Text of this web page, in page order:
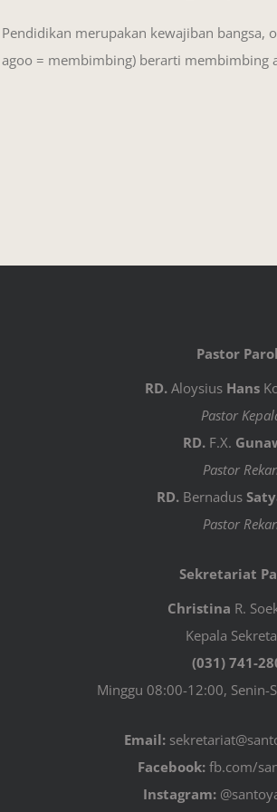
Pendidikan merupakan kewajiban bangsa,
agoo = membimbing) berarti membimbing
Pastor
RD. Aloysius Hans
Pastor
RD.F.X.
Pastor
RD. Bernadus
Pastor
Sekretariat
Christina R.
Kepala
(031) 741-
Minggu 08:00-12:00, Senin-
Email:
Facebook: fb.com/
Instagram: